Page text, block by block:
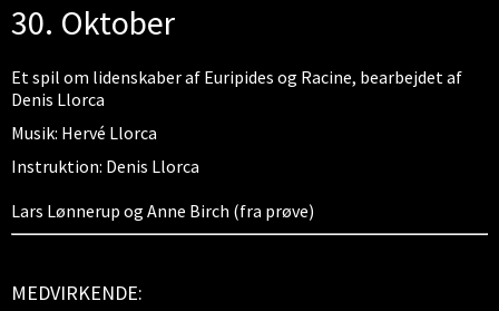
30. Oktober
Et spil om lidenskaber af Euripides og Racine, bearbejdet af
Denis Llorca
Musik: Hervé Llorca
Instruktion: Denis Llorca
Lars Lønnerup og Anne Birch (fra prøve)
MEDVIRKENDE: